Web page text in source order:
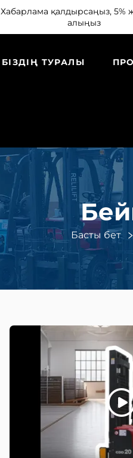
Хабарлама қалдырсаңыз, 5%
алыңыз
БІЗДІҢ ТУРАЛЫ
Басты бет